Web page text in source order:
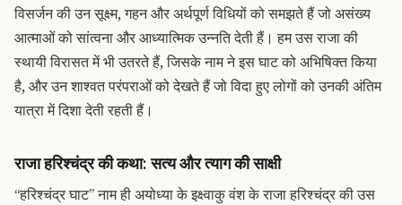
विसर्जन की उन सूक्ष्म, गहन और अर्थपूर्ण विधियों को समझते हैं जो असंख्य
आत्माओं को सांत्वना और आध्यात्मिक उन्नति देती हैं। हम उस राजा की
स्थायी विरासत में भी उतरते हैं, जिसके नाम ने इस घाट को अभिषिक्त किया
है, और उन शाश्वत परंपराओं को देखते हैं जो विदा हुए लोगों को उनकी अंतिम
यात्रा में दिशा देती रहती हैं।
राजाहरिश्चंद्रकी कथा: सत्य और त्याग की साक्षी
“हरिश्चंद्र घाट” नाम ही अयोध्या के इक्ष्वाकु वंश के राजा हरिश्चंद्र की उस